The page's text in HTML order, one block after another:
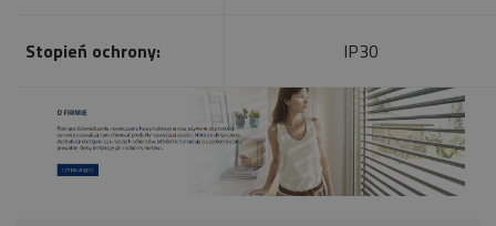
Stopień ochrony: IP30